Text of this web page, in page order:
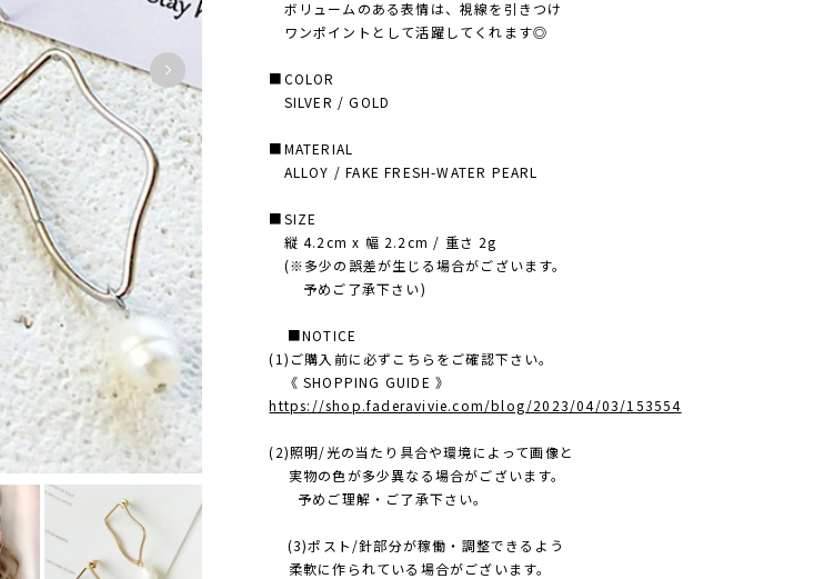
ボリュームのある表情は、視線を引きつけ
ワンポイントとして活躍してくれます◎
■COLOR
SILVER / GOLD
■MATERIAL
ALLOY / FAKE FRESH-WATER PEARL
■SIZE
縦 4.2cm x 幅 2.2cm / 重さ 2g
(※多少の誤差が生じる場合がございます。
予めご了承下さい)
■NOTICE
(1)ご購入前に必ずこちらをご確認下さい。
《 SHOPPING GUIDE 》
https://shop.faderavivie.com/blog/2023/04/03/153554
(2)照明/光の当たり具合や環境によって画像と
実物の色が多少異なる場合がございます。
予めご理解・ご了承下さい。
(3)ポスト/針部分が稼働・調整できるよう
柔軟に作られている場合がございます。